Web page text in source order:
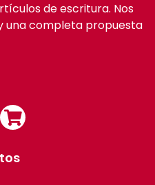
de escritura. Nos
una completa propuesta